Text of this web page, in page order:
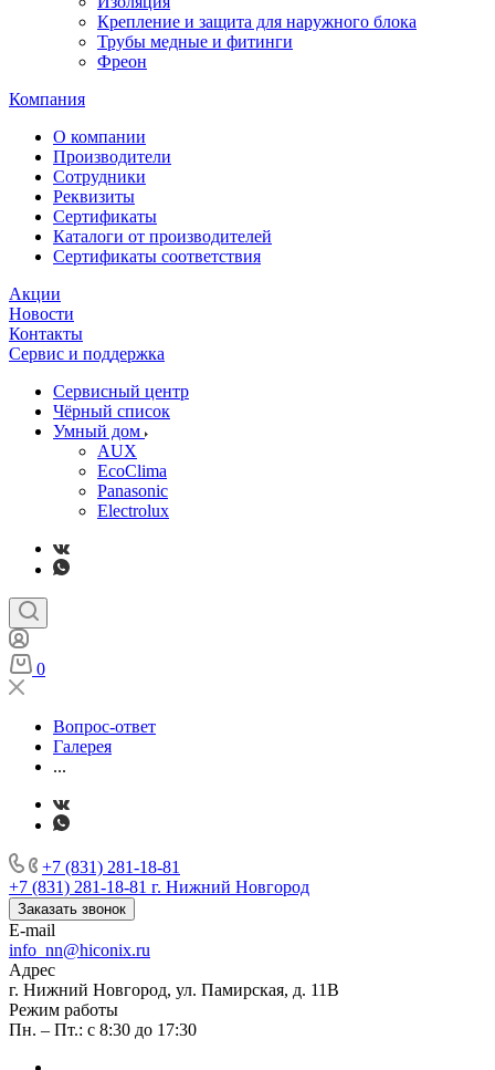
Крепление и защита для наружного блока
Трубы медные и фитинги
Фреон
Компания
О компании
Производители
Сотрудники
Реквизиты
Сертификаты
Каталоги от производителей
Сертификаты соответствия
Акции
Новости
Контакты
Сервис и поддержка
Сервисный центр
Чёрный список
Умный дом
AUX
EcoClima
Panasonic
Electrolux
0
Вопрос-ответ
Галерея
...
+7 (831) 281-18-81
+7 (831) 281-18-81 г. Нижний Новгород
Заказать звонок
E-mail
info_nn@hiconix.ru
Адрес
г. Нижний Новгород, ул. Памирская, д. 11В
Режим работы
Пн. – Пт.: с 8:30 до 17:30